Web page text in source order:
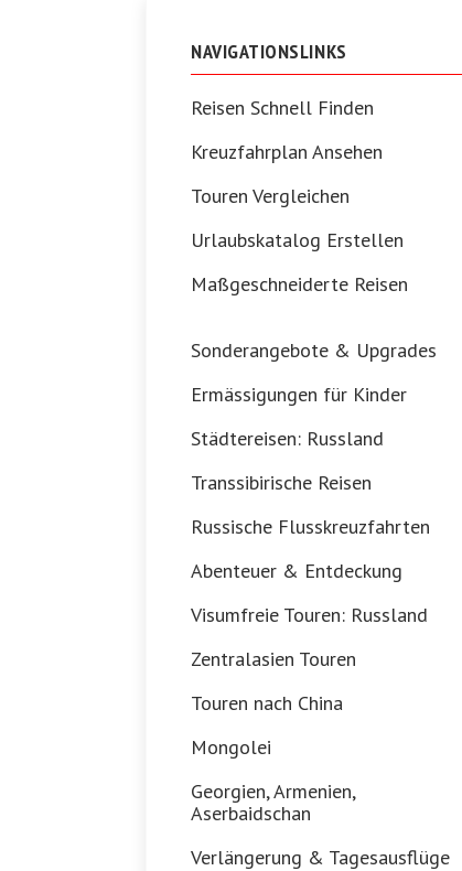
NAVIGATIONSLINKS
Reisen Schnell Finden
Kreuzfahrplan Ansehen
Touren Vergleichen
Urlaubskatalog Erstellen
Maßgeschneiderte Reisen
Sonderangebote & Upgrades
Ermässigungen für Kinder
Städtereisen: Russland
Transsibirische Reisen
Russische Flusskreuzfahrten
Abenteuer & Entdeckung
Visumfreie Touren: Russland
Zentralasien Touren
Touren nach China
Mongolei
Georgien, Armenien,
Aserbaidschan
Verlängerung & Tagesausflüge